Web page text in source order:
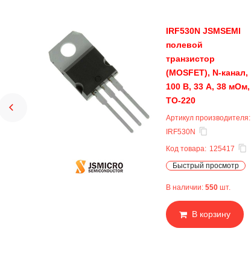
IRF530N JSMSEMI
полевой
транзистор
(MOSFET), N-канал,
100 В, 33 А, 38 мОм,
TO-220
Артикул производителя:
IRF530N
Код товара: 125417
Быстрый просмотр
В наличии: 550 шт.
В корзину